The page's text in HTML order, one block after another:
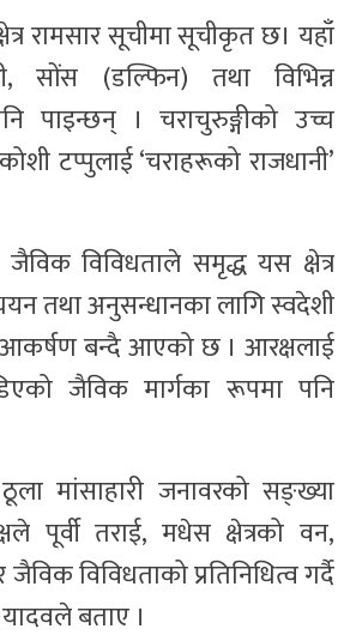
रामसार सूचीमा सूचीकृत छ। यहाँ
सोंस (डल्फिन) तथा विभिन्न
पाइन्छन् । चराचुरुङ्गीको उच्च
टप्पुलाई ‘चराहरूको राजधानी’
जैविक विविधताले समृद्ध यस क्षेत्र
तथा अनुसन्धानका लागि स्वदेशी
आकर्षण बन्दै आएको छ । आरक्षलाई
जैविक मार्गका रूपमा पनि
मांसाहारी जनावरको सङ्ख्या
पूर्वी तराई, मधेस क्षेत्रको वन,
जैविक विविधताको प्रतिनिधित्व गर्दै
बताए ।